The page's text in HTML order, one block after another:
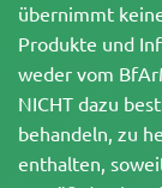
übernimmt
Produkte und
weder vom
NICHT dazu
behandeln, zu
enthalten,